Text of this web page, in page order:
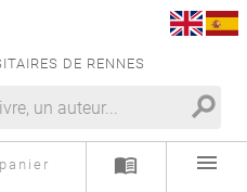
DE RENNES
search
menu_book menu